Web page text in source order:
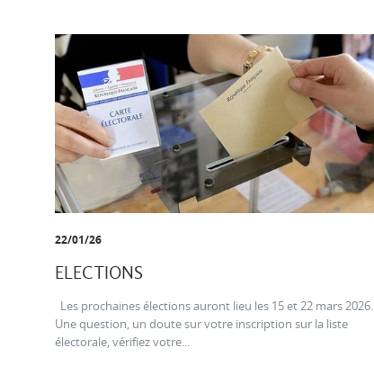
22/01/26
ELECTIONS
Les prochaines élections auront lieu les 15 et 22 mars 2026.
Une question, un doute sur votre inscription sur la liste
électorale, vérifiez votre...